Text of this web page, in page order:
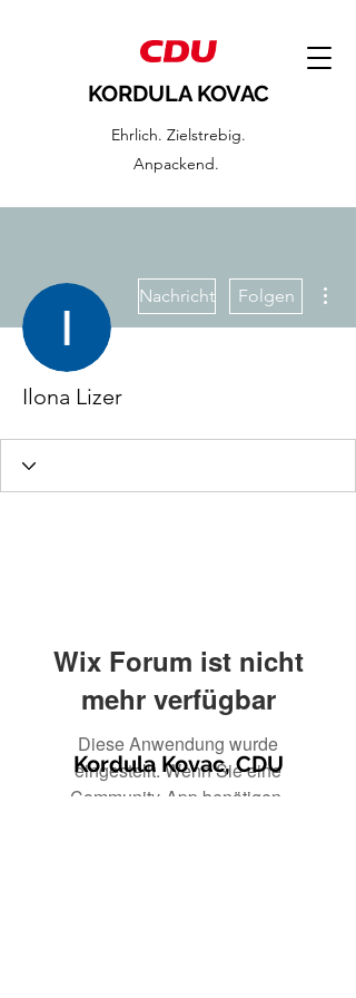
KORDULA KOVAC
Ehrlich. Zielstrebig.
Anpackend.
Nachricht Folgen
Ilona Lizer
Wix Forum ist nicht
mehr verfügbar
Diese Anwendung wurde
eingestellt. Wenn Sie eine
Community-App benötigen,
Kordula Kovac, CDU